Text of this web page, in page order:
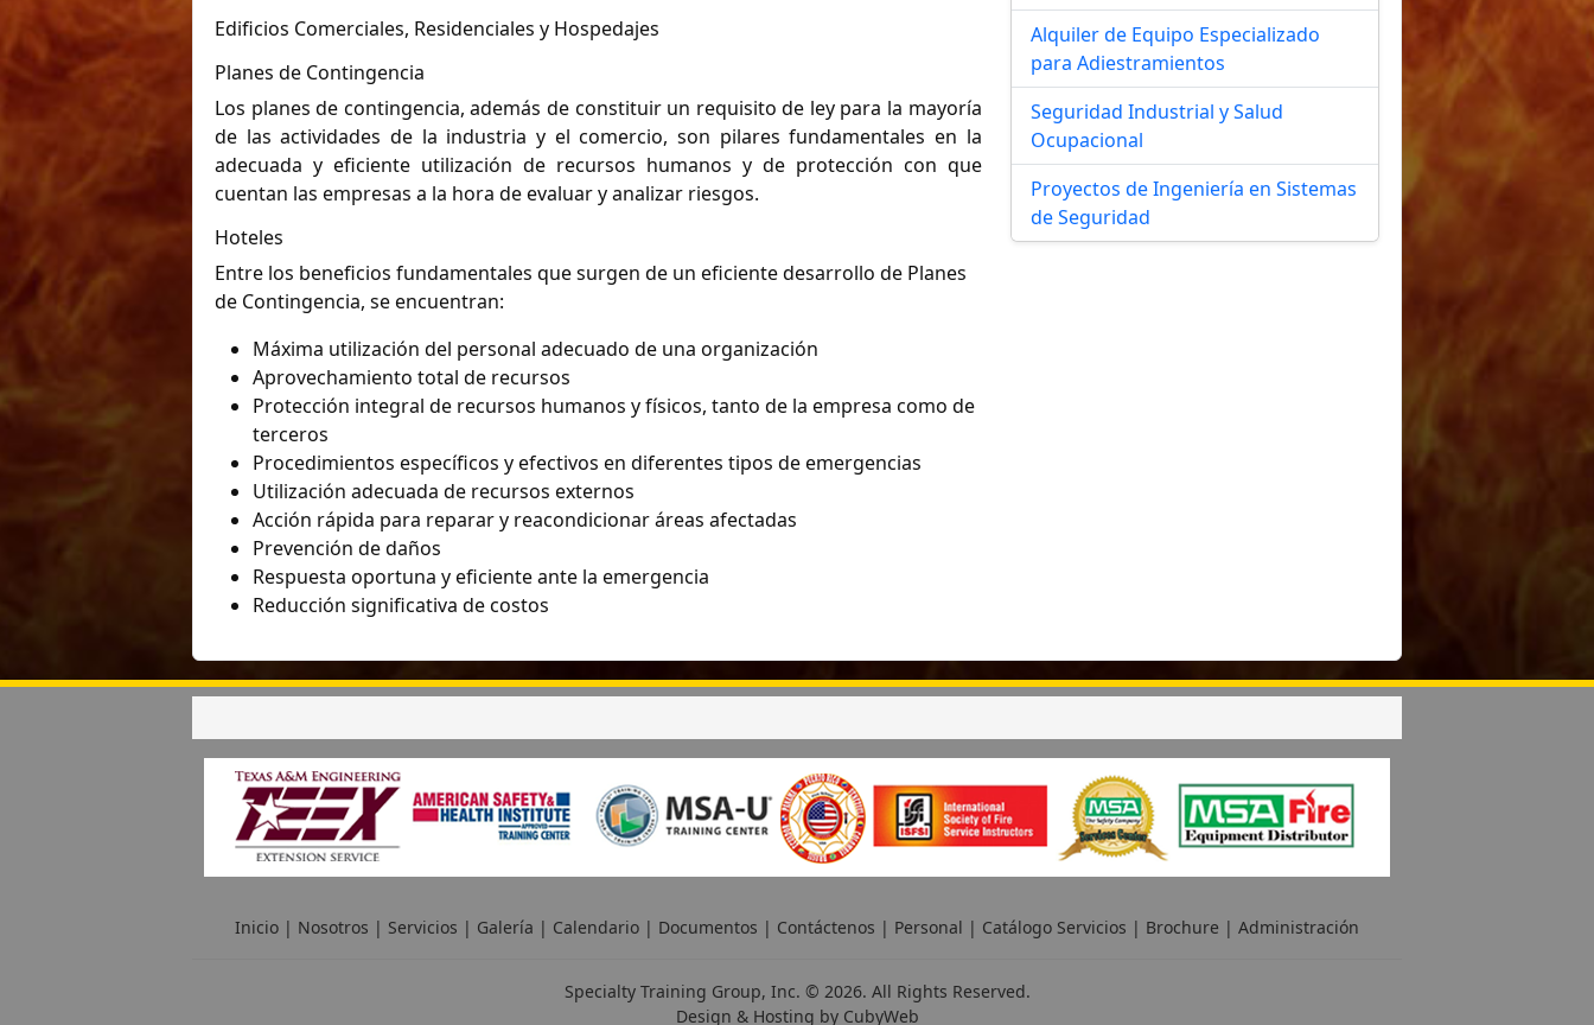
Edificios Comerciales, Residenciales y Hospedajes
Planes de Contingencia
Los planes de contingencia, además de constituir un requisito de ley para la mayoría
de las actividades de la industria y el comercio, son pilares fundamentales en la
adecuada y eficiente utilización de recursos humanos y de protección con que
cuentan las empresas a la hora de evaluar y analizar riesgos.
Hoteles
Entre los beneficios fundamentales que surgen de un eficiente desarrollo de Planes
de Contingencia, se encuentran:
Máxima utilización del personal adecuado de una organización
Aprovechamiento total de recursos
Protección integral de recursos humanos y físicos, tanto de la empresa como de
terceros
Procedimientos específicos y efectivos en diferentes tipos de emergencias
Utilización adecuada de recursos externos
Acción rápida para reparar y reacondicionar áreas afectadas
Prevención de daños
Respuesta oportuna y eficiente ante la emergencia
Reducción significativa de costos
Alquiler de Equipo Especializado
para Adiestramientos
Seguridad Industrial y Salud
Ocupacional
Proyectos de Ingeniería en Sistemas
de Seguridad
Inicio | Nosotros | Servicios | Galería | Calendario | Documentos | Contáctenos | Personal | Catálogo Servicios | Brochure | Administración
Specialty Training Group, Inc. © 2026. All Rights Reserved.
Design & Hosting by CubyWeb